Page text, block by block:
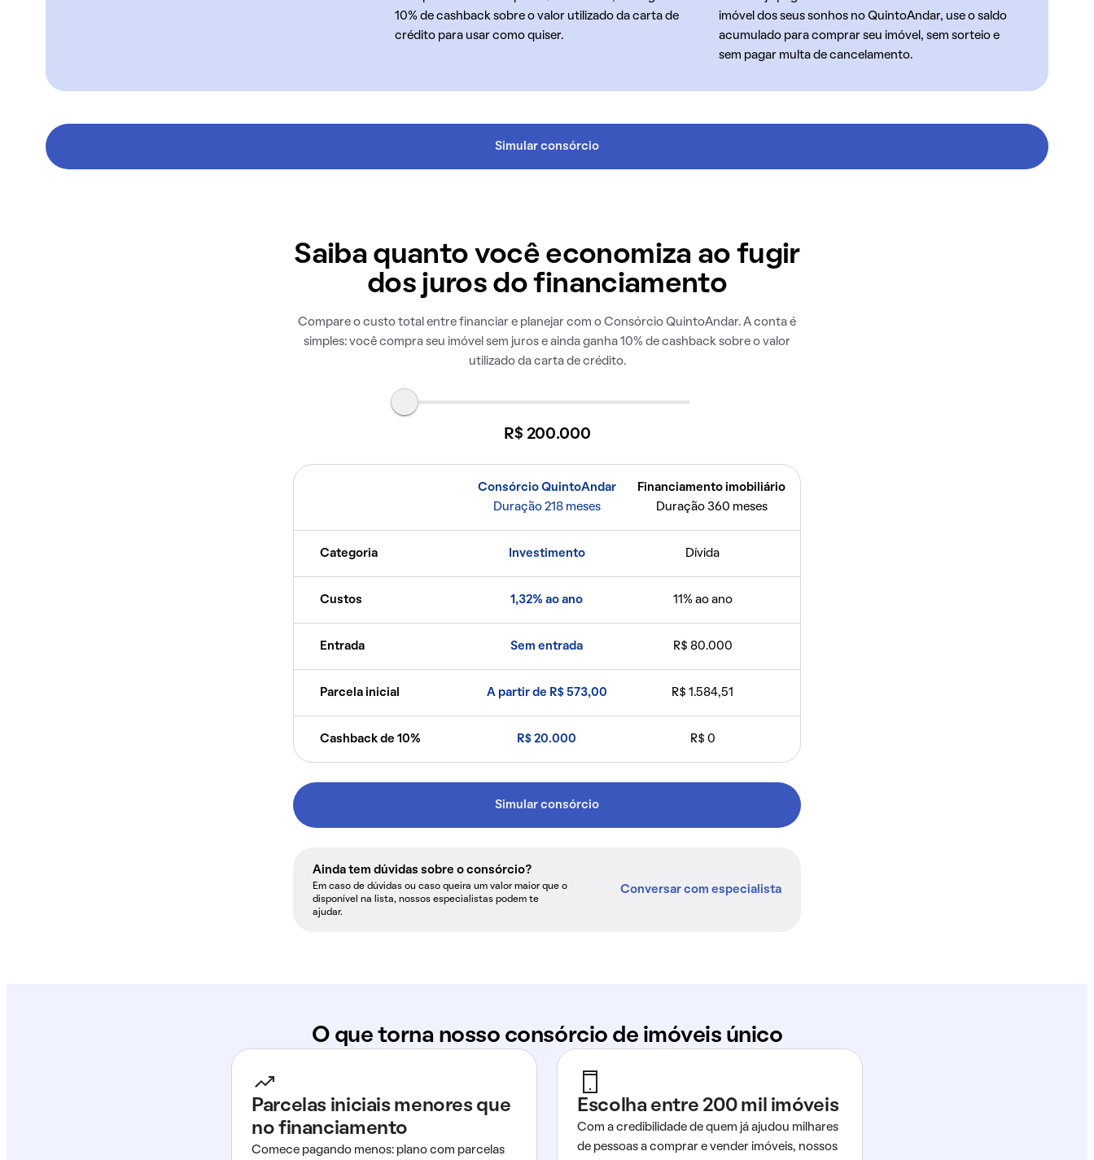
10% de cashback sobre o valor utilizado da carta de
crédito para usar como quiser.
imóvel dos seus sonhos no QuintoAndar, use o saldo
acumulado para comprar seu imóvel, sem sorteio e
sem pagar multa de cancelamento.
Simular consórcio
Saiba quanto você economiza ao fugir
dos juros do financiamento
Compare o custo total entre financiar e planejar com o Consórcio QuintoAndar. A conta é
simples: você compra seu imóvel sem juros e ainda ganha 10% de cashback sobre o valor
utilizado da carta de crédito.
R$ 200.000
Consórcio QuintoAndar
Duração 218 meses
Financiamento imobiliário
Duração 360 meses
Categoria Investimento Dívida
Custos 1,32% ao ano 11% ao ano
Entrada Sem entrada R$ 80.000
Parcela inicial A partir de R$ 573,00 R$ 1.584,51
Cashback de 10% R$ 20.000 R$ 0
Simular consórcio
Ainda tem dúvidas sobre o consórcio?
Em caso de dúvidas ou caso queira um valor maior que o
disponível na lista, nossos especialistas podem te
ajudar.
Conversar com especialista
O que torna nosso consórcio de imóveis único
Parcelas iniciais menores que
no financiamento
Comece pagando menos: plano com parcelas
Escolha entre 200 mil imóveis
Com a credibilidade de quem já ajudou milhares
de pessoas a comprar e vender imóveis, nossos